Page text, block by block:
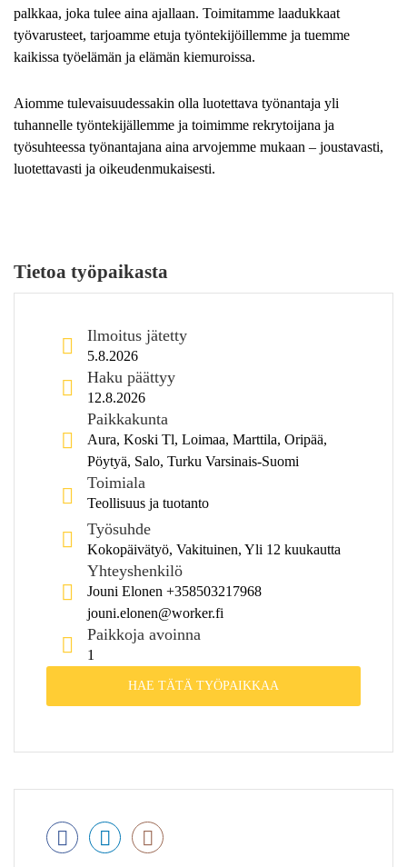
palkkaa, joka tulee aina ajallaan. Toimitamme laadukkaat
työvarusteet, tarjoamme etuja työntekijöillemme ja tuemme
kaikissa työelämän ja elämän kiemuroissa.
Aiomme tulevaisuudessakin olla luotettava työnantaja yli
tuhannelle työntekijällemme ja toimimme rekrytoijana ja
työsuhteessa työnantajana aina arvojemme mukaan – joustavasti,
luotettavasti ja oikeudenmukaisesti.
Tietoa työpaikasta
Ilmoitus jätetty
5.8.2026
Haku päättyy
12.8.2026
Paikkakunta
Aura, Koski Tl, Loimaa, Marttila, Oripää,
Pöytyä, Salo, Turku Varsinais-Suomi
Toimiala
Teollisuus ja tuotanto
Työsuhde
Kokopäivätyö, Vakituinen, Yli 12 kuukautta
Yhteyshenkilö
Jouni Elonen +358503217968
jouni.elonen@worker.fi
Paikkoja avoinna
1
HAE TÄTÄ TYÖPAIKKAA